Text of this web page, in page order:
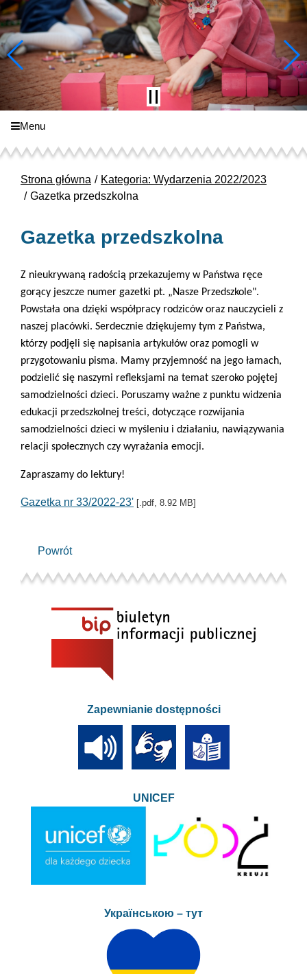
Menu
Strona główna
Kategoria: Wydarzenia 2022/2023
Gazetka przedszkolna
Gazetka przedszkolna
Z nieukrywaną radością przekazujemy w Państwa ręce
gorący jeszcze numer gazetki pt. „Nasze Przedszkole".
Powstała ona dzięki współpracy rodziców oraz nauczycieli z
naszej placówki. Serdecznie dziękujemy tym z Państwa,
którzy podjęli się napisania artykułów oraz pomogli w
przygotowaniu pisma. Mamy przyjemność na jego łamach,
podzielić się naszymi refleksjami na temat szeroko pojętej
samodzielności dzieci. Poruszamy ważne z punktu widzenia
edukacji przedszkolnej treści, dotyczące rozwijania
samodzielności dzieci w myśleniu i działaniu, nawiązywania
relacji społecznych czy wyrażania emocji.
Zapraszamy do lektury!
Gazetka nr 33/2022-23' [.pdf, 8.92 MB]
Powrót
Zapewnianie dostępności
UNICEF
Українською – тут